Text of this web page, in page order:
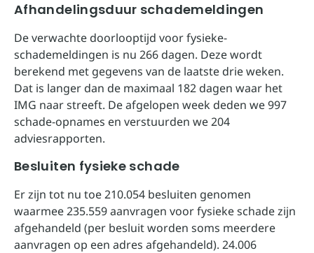
Afhandelingsduur schademeldingen
De verwachte doorlooptijd voor fysieke-
schademeldingen is nu 266 dagen. Deze wordt
berekend met gegevens van de laatste drie weken.
Dat is langer dan de maximaal 182 dagen waar het
IMG naar streeft. De afgelopen week deden we 997
schade-opnames en verstuurden we 204
adviesrapporten.
Besluiten fysieke schade
Er zijn tot nu toe 210.054 besluiten genomen
waarmee 235.559 aanvragen voor fysieke schade zijn
afgehandeld (per besluit worden soms meerdere
aanvragen op een adres afgehandeld). 24.006